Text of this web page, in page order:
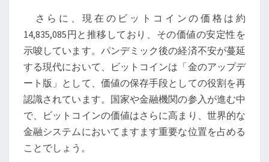
ス
ト
パ
ン
デ
ミ
ッ
ク
さらに、現在のビットコインの価格は約
14,835,085円と推移しており、その価値の安定性を
示唆しています。パンデミック後の経済不安が蔓延
する現代において、ビットコインは「金のアップデ
ート版」として、価値の保存手段としての役割を再
認識されています。国家や金融機関の参入が進む中
で、ビットコインの価値はさらに高まり、世界的な
金融システムにおいてますます重要な位置を占める
ことでしょう。